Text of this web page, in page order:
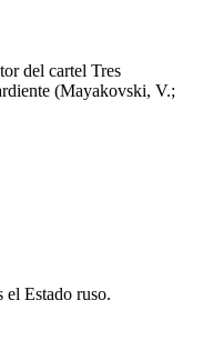
del cartel Tres
(Mayakovski, V.;
el Estado ruso.